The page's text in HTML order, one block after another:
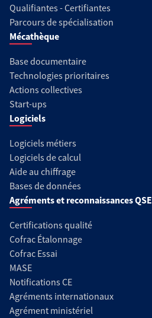
Qualifiantes - Certifiantes
Parcours de spécialisation
Mécathèque
Base documentaire
Technologies prioritaires
Actions collectives
Start-ups
Logiciels
Logiciels métiers
Logiciels de calcul
Aide au chiffrage
Bases de données
Agréments et reconnaissances QSE
Certifications qualité
Cofrac Étalonnage
Cofrac Essai
MASE
Notifications CE
Agréments internationaux
Agrément ministériel